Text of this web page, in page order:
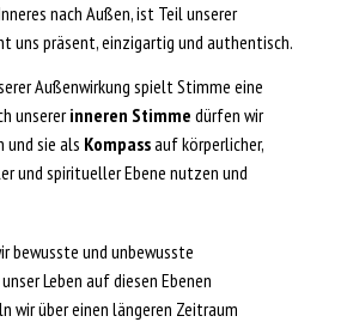
nach Außen, ist Teil unserer
uns präsent, einzigartig und authentisch.
Außenwirkung spielt Stimme eine
unsererinneren Stimme dürfen wir
und sie als Kompassauf körperlicher,
und spiritueller Ebene nutzen und
bewusste und unbewusste
Leben auf diesen Ebenen
wir über einen längeren Zeitraum